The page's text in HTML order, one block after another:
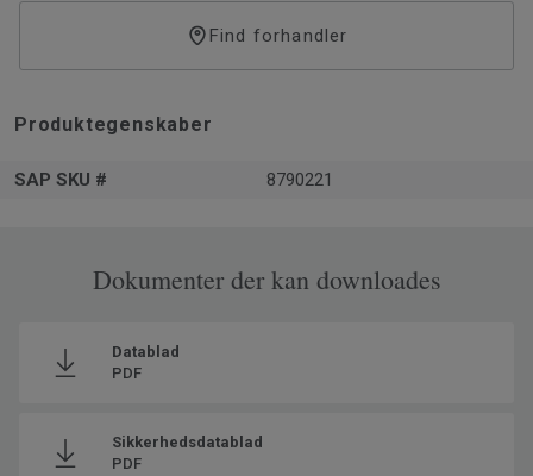
Find forhandler
Produktegenskaber
SAP SKU # 8790221
Dokumenter der kan downloades
Datablad
PDF
Sikkerhedsdatablad
PDF